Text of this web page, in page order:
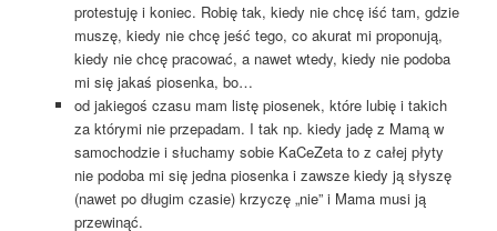
protestuję i koniec. Robię tak, kiedy nie chcę iść tam, gdzie
muszę, kiedy nie chcę jeść tego, co akurat mi proponują,
kiedy nie chcę pracować, a nawet wtedy, kiedy nie podoba
mi się jakaś piosenka, bo…
od jakiegoś czasu mam listę piosenek, które lubię i takich
za którymi nie przepadam. I tak np. kiedy jadę z Mamą w
samochodzie i słuchamy sobie KaCeZeta to z całej płyty
nie podoba mi się jedna piosenka i zawsze kiedy ją słyszę
(nawet po długim czasie) krzyczę „nie” i Mama musi ją
przewinąć.